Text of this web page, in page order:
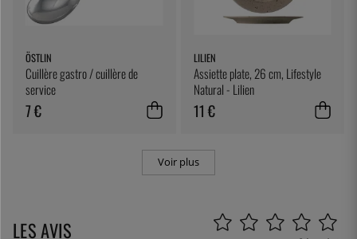
ÖSTLIN
Cuillère gastro / cuillère de
service
7 €
LILIEN
Assiette plate, 26 cm, Lifestyle
Natural - Lilien
11 €
Voir plus
LES AVIS